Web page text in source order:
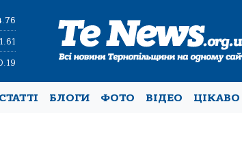
СТАТТІ БЛОГИ ФОТО ВІДЕО ЦІКАВО